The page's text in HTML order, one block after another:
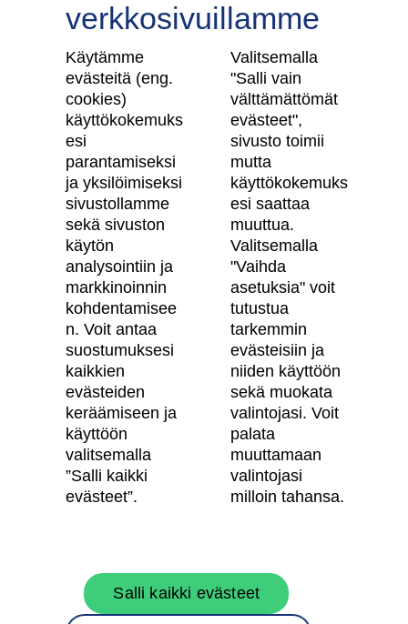
Tilaa uutiskirje
Skanska Kodit
Artikkelit
Digitaalinen asuntokauppa
Asiakkaiden kokemuksia meistä
Vastuullisuus
Tietosuojaseloste
Käyttöehdot
Evästeasetukset
Saavutettavuusseloste
Oma Skanska
Tietoa Skanskasta
Töihin meille
verkkosivuillamme
Käytämme
evästeitä (eng.
cookies)
käyttökokemuks
esi
parantamiseksi
ja yksilöimiseksi
sivustollamme
sekä sivuston
käytön
analysointiin ja
markkinoinnin
kohdentamisee
n. Voit antaa
suostumuksesi
kaikkien
evästeiden
keräämiseen ja
käyttöön
valitsemalla
”Salli kaikki
evästeet”.
Valitsemalla
"Salli vain
välttämättömät
evästeet",
sivusto toimii
mutta
käyttökokemuks
esi saattaa
muuttua.
Valitsemalla
"Vaihda
asetuksia" voit
tutustua
tarkemmin
evästeisiin ja
niiden käyttöön
sekä muokata
valintojasi. Voit
palata
muuttamaan
valintojasi
milloin tahansa.
Salli kaikki evästeet